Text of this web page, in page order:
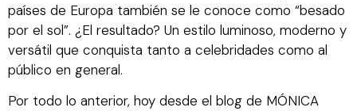
países de Europa también se le conoce como “besado
por el sol”. ¿El resultado? Un estilo luminoso, moderno y
versátil que conquista tanto a celebridades como al
público en general.
Por todo lo anterior, hoy desde el blog de MÓNICA